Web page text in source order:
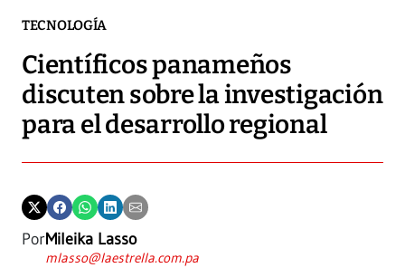
TECNOLOGÍA
Científicos panameños
discuten sobre la investigación
para el desarrollo regional
PorMileika Lasso
mlasso@laestrella.com.pa